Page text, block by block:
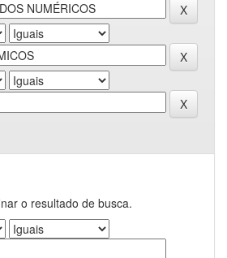
o resultado de busca.